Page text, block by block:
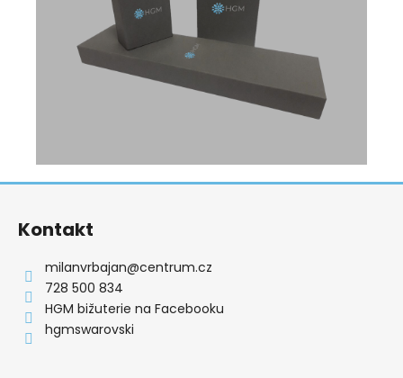
Z
Kontakt
milanvrbajan@centrum.cz
728 500 834
HGM bižuterie na Facebooku
hgmswarovski